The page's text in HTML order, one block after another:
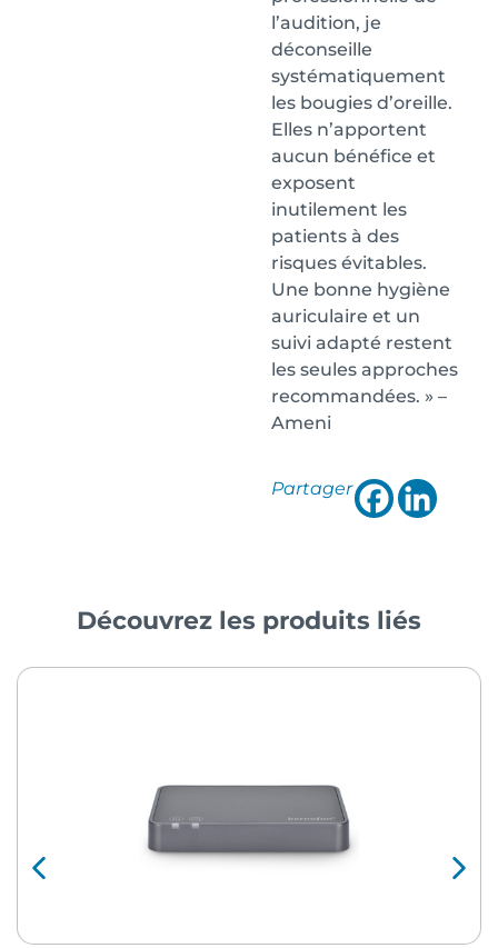
l’audition, je
déconseille
systématiquement
les bougies d’oreille.
Elles n’apportent
aucun bénéfice et
exposent
inutilement les
patients à des
risques évitables.
Une bonne hygiène
auriculaire et un
suivi adapté restent
les seules approches
recommandées. » –
Ameni
Partager
Découvrez les produits liés